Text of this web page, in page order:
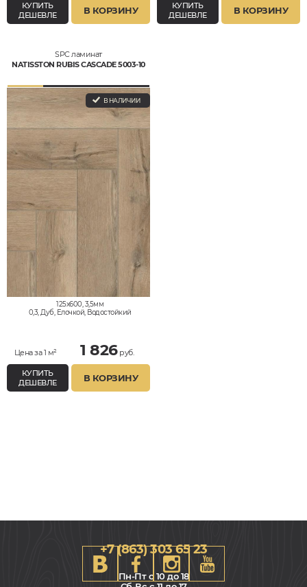
КУПИТЬ
ДЕШЕВЛЕ
В КОРЗИНУ
КУПИТЬ
ДЕШЕВЛЕ
В КОРЗИНУ
SPC ламинат
NATISSTON RUBIS CASCADE 5003-10
В НАЛИЧИИ
125x600, 3,5мм
0,3, Дуб, Елочкой, Водостойкий
Цена за 1 м² 1 826руб.
КУПИТЬ
ДЕШЕВЛЕ
В КОРЗИНУ
+7 (863) 303 65 23
Пн-Пт с 10 до 18